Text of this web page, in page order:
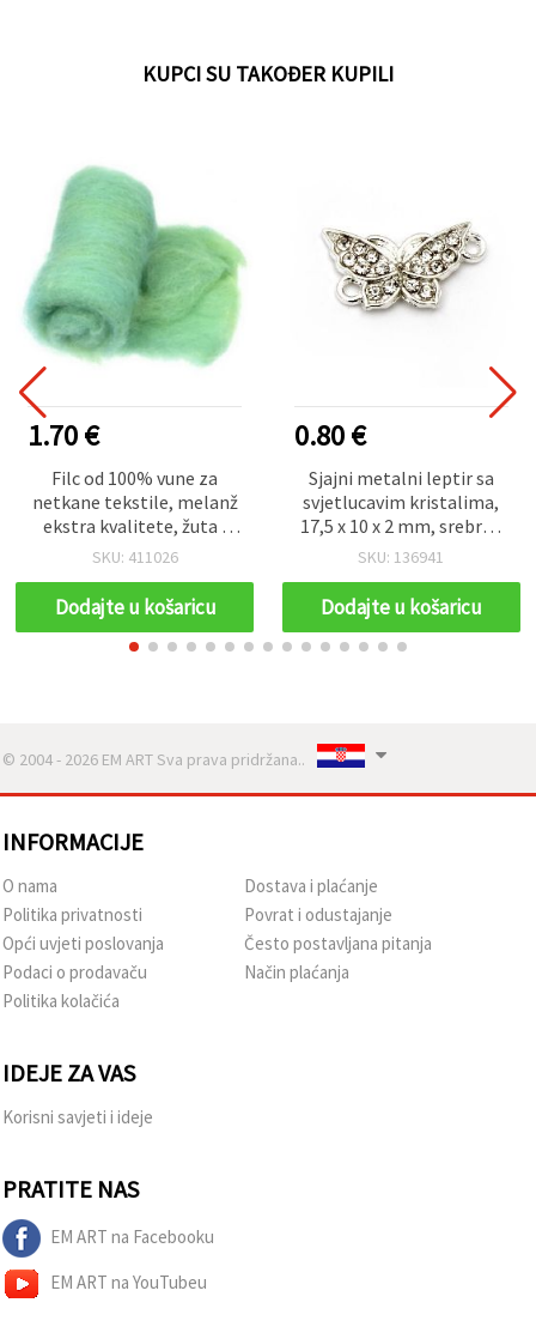
KUPCI SU TAKOĐER KUPILI
1.70 €
Filc od 100% vune za
netkane tekstile, melanž
ekstra kvalitete, žuta i
tirkizna, 700x600 mm, 50
SKU: 411026
Dodajte u košaricu
0.80 €
Sjajni metalni leptir sa
svjetlucavim kristalima,
17,5 x 10 x 2 mm, srebrna
boja, 2 kom — konektor
kreativne projekte
SKU: 136941
Dodajte u košaricu
© 2004 - 2026 EM ART Sva prava pridržana..
INFORMACIJE
O nama
Politika privatnosti
Opći uvjeti poslovanja
Podaci o prodavaču
Politika kolačića
Dostava i plaćanje
Povrat i odustajanje
Često postavljana pitanja
Način plaćanja
IDEJE ZA VAS
Korisni savjeti i ideje
PRATITE NAS
EM ART na Facebooku
EM ART na YouTubeu